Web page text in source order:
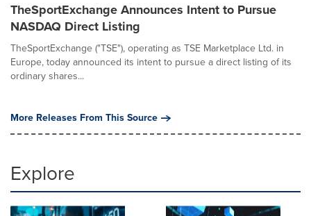
TheSportExchange Announces Intent to Pursue
NASDAQ Direct Listing
TheSportExchange ("TSE"), operating as TSE Marketplace Ltd. in
Europe, today announced its intent to pursue a direct listing of its
ordinary shares...
More Releases From This Source
Explore